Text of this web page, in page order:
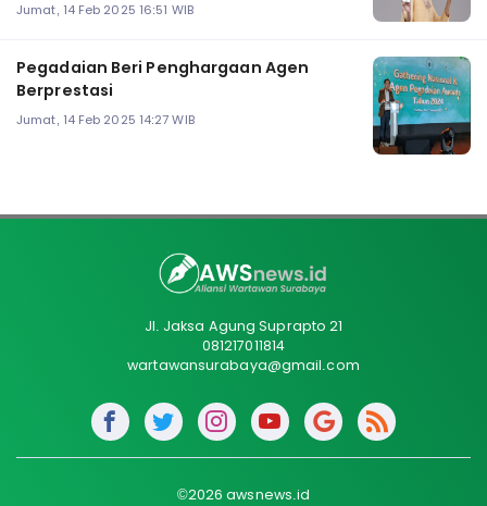
Jumat, 14 Feb 2025 16:51 WIB
Pegadaian Beri Penghargaan Agen
Berprestasi
Jumat, 14 Feb 2025 14:27 WIB
Jl. Jaksa Agung Suprapto 21
081217011814
wartawansurabaya@gmail.com
©2026 awsnews.id